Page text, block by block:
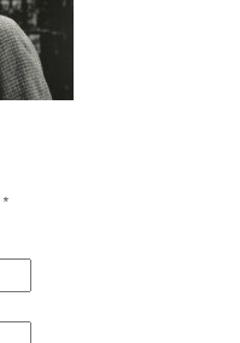
*